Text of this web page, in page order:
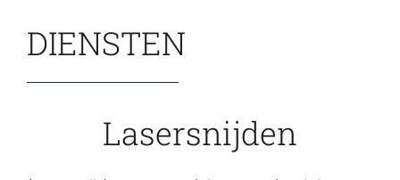
DIENSTEN
Lasersnijden